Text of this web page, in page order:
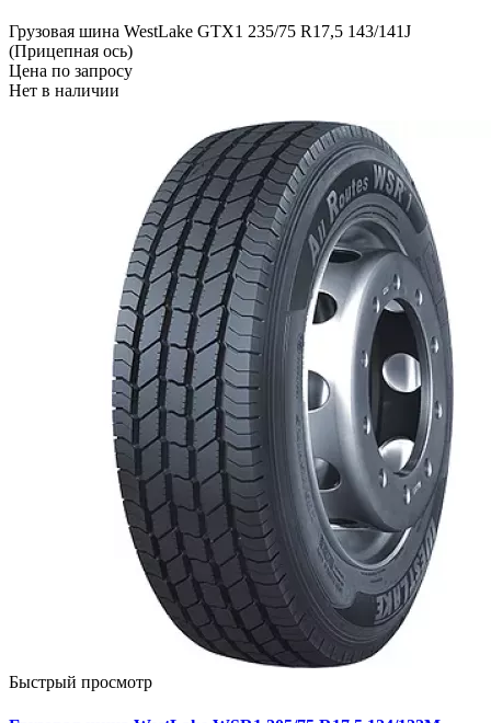
Грузовая шина WestLake GTX1 235/75 R17,5 143/141J
(Прицепная ось)
Цена по запросу
Нет в наличии
Быстрый просмотр